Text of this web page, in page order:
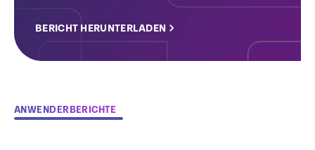
BERICHT HERUNTERLADEN
ANWENDERBERICHTE